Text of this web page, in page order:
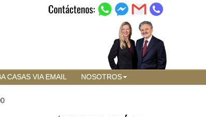
CASAS VIA EMAIL NOSOTROS